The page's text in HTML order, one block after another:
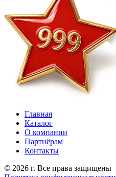
Главная
Каталог
О компании
Партнёрам
Контакты
© 2026 г. Все права защищены